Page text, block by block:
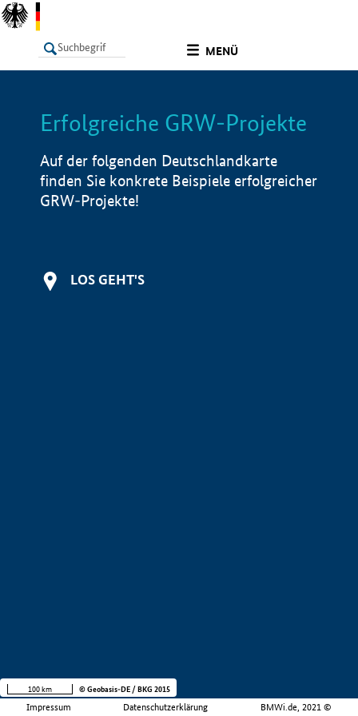
MENÜ
LISTE Info
Erfolgreiche GRW-Projekte
Auf der folgenden Deutschlandkarte
finden Sie konkrete Beispiele erfolgreicher
GRW-Projekte!
LOS GEHT'S
Impressum Datenschutzerklärung BMWi.de, 2021 ©
100 km © Geobasis-DE / BKG 2015